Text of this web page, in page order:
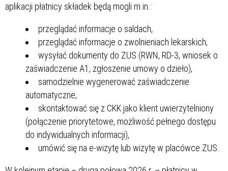
aplikacji płatnicy składek będą mogli m.in.:
przeglądać informacje o saldach,
przeglądać informacje o zwolnieniach lekarskich,
wysyłać dokumenty do ZUS (RWN, RD-3, wniosek o
zaświadczenie A1, zgłoszenie umowy o dzieło),
samodzielnie wygenerować zaświadczenie
automatyczne,
skontaktować się z CKK jako klient uwierzytelniony
(połączenie priorytetowe, możliwość pełnego dostępu
do indywidualnych informacji),
umówić się na e-wizytę lub wizytę w placówce ZUS.